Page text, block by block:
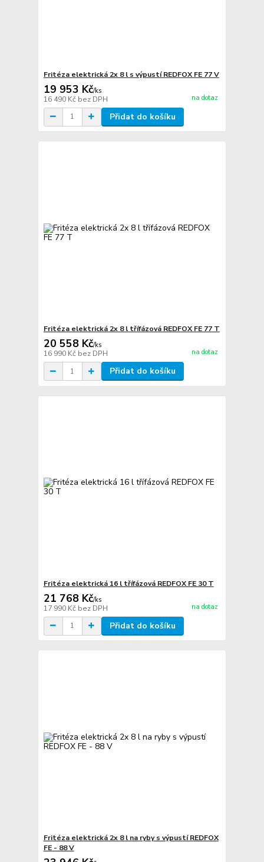
Fritéza elektrická 2x 8 l s výpustí REDFOX FE 77 V
19 953 Kč/ks
16 490 Kč bez DPH na dotaz
Přidat do košíku
Fritéza elektrická 2x 8 l třífázová REDFOX FE 77 T
20 558 Kč/ks
16 990 Kč bez DPH na dotaz
Přidat do košíku
Fritéza elektrická 16 l třífázová REDFOX FE 30 T
21 768 Kč/ks
17 990 Kč bez DPH na dotaz
Přidat do košíku
Fritéza elektrická 2x 8 l na ryby s výpustí REDFOX
FE - 88 V